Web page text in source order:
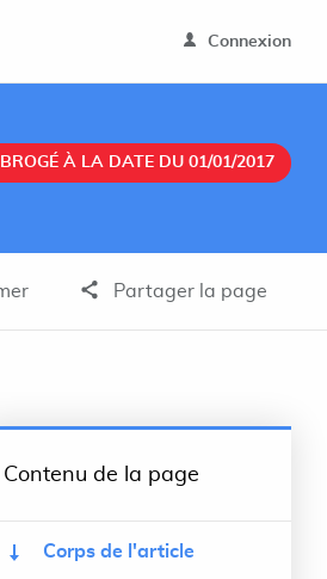
Connexion
À LA DATE DU 01/01/2017
Partager la page
Contenu de la page
Corps de l'article